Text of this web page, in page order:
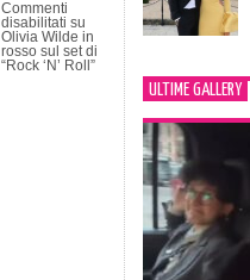
Commenti
disabilitati su
Olivia Wilde in
rosso sul set di
“Rock ‘N’ Roll”
ULTIME GALLERY